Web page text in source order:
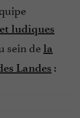
ludiques
sein de la
Landes :